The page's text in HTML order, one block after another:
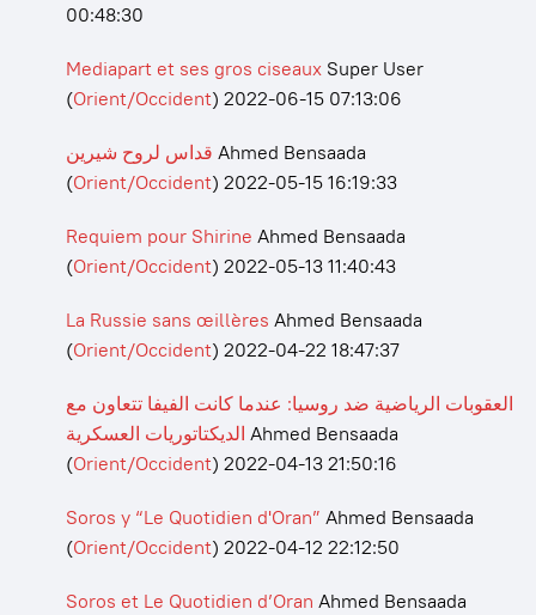
00:48:30
Mediapart et ses gros ciseaux Super User
(Orient/Occident) 2022-06-15 07:13:06
قداس لروح شيرين Ahmed Bensaada
(Orient/Occident) 2022-05-15 16:19:33
Requiem pour Shirine Ahmed Bensaada
(Orient/Occident) 2022-05-13 11:40:43
La Russie sans œillères Ahmed Bensaada
(Orient/Occident) 2022-04-22 18:47:37
العقوبات الرياضية ضد روسيا: عندما كانت الفيفا تتعاون مع
الديكتاتوريات العسكرية Ahmed Bensaada
(Orient/Occident) 2022-04-13 21:50:16
Soros y “Le Quotidien d'Oran” Ahmed Bensaada
(Orient/Occident) 2022-04-12 22:12:50
Soros et Le Quotidien d’Oran Ahmed Bensaada